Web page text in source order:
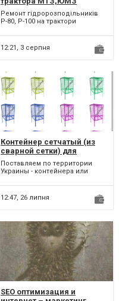
Ремонт гідророзподільників
Р-80, Р-100 на трактори
екскаватори, навант...
12:21, 3 серпня
Контейнер сетчатый (из
сварной сетки) для
пластиковых Пэт бутылок.
Поставляем по территории
Украины - контейнера или
раздельного сбора,
сортировки,...
12:47, 26 липня
SEO оптимизация и